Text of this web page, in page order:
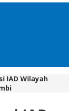
IAD Wilayah